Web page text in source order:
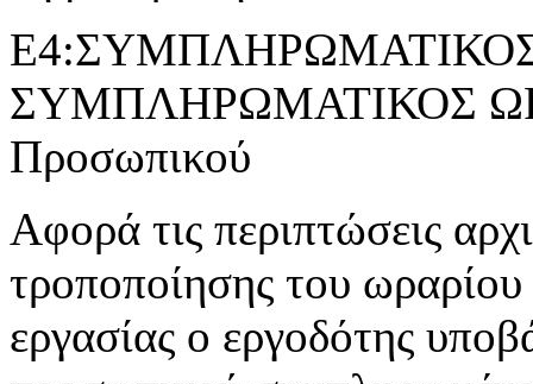
ΣΥΜΠΛΗΡΩΜΑΤΙΚΟΣ
Προσωπικού
Αφορά τις περιπτώσεις
τροποποίησης του
εργασίας ο εργοδότης